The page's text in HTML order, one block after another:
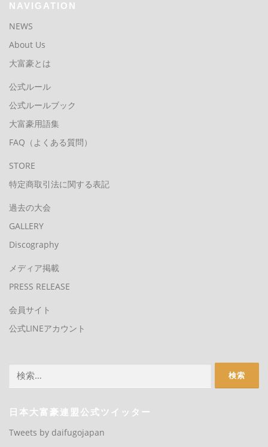
NAVIGATION
NEWS
About Us
大富豪とは
公式ルール
公式ルールブック
大富豪用語集
FAQ（よくある質問）
STORE
特定商取引法に関する表記
過去の大会
GALLERY
Discography
メディア掲載
PRESS RELEASE
会員サイト
公式LINEアカウント
索:
日本大富豪連盟公式ツイッター
Tweets by daifugojapan